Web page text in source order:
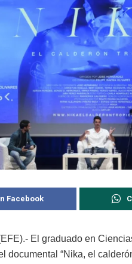
Facebook
El graduado en
documental “Nika, el